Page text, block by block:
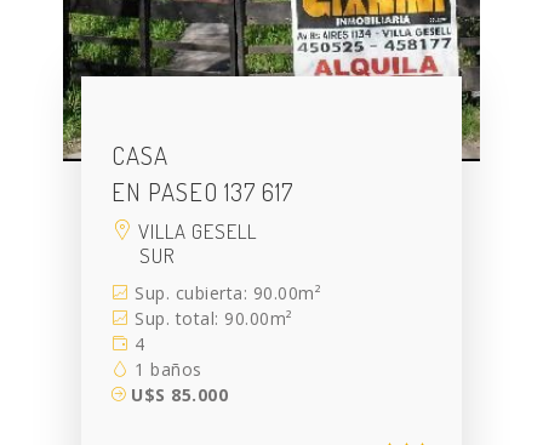
CASA
EN PASEO 137 617
VILLA GESELL
SUR
Sup. cubierta: 90.00m²
Sup. total: 90.00m²
4
1 baños
U$S 85.000